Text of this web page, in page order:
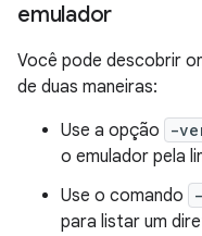
emulador
Você pode descobrir
de duas maneiras:
Use a opção
-
o emulador pela
Use o comando
para listar um